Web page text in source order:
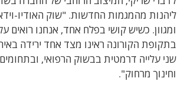
ליהנות מהמגמות החדשות. "שוק האודיו-
ומגוון. כשיש קושי בפלח אחד, אנחנו רואים
בתקופת הקורונה ראינו מצד אחד ירידה
שני עלייה דרמטית בבשוק הרפואי,
וחינוך מרחוק".